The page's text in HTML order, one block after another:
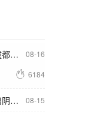
张才溢博士：分离焦虑 成年人与儿童都可能会出现 08-16
 6184
考生因高考失利想自杀 赵后锋：走出阴影 迎接新生活 08-15